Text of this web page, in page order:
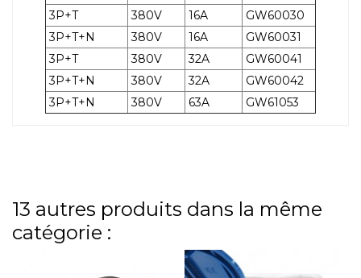
3P+T
380V 16A
GW60030
3P+T+N
380V 16A
GW60031
3P+T
380V 32A
GW60041
3P+T+N
380V 32A
GW60042
3P+T+N
380V 63A GW61053
13 autres produits dans la même
catégorie :